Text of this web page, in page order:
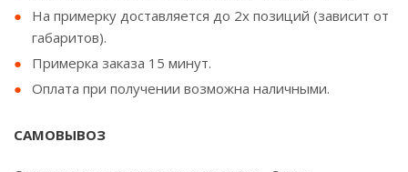
На примерку доставляется до 2х позиций (зависит от
габаритов).
Примерка заказа 15 минут.
Оплата при получении возможна наличными.
САМОВЫВОЗ